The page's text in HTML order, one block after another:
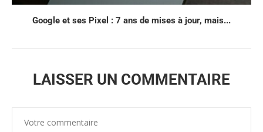
Google et ses Pixel : 7 ans de mises à jour, mais...
LAISSER UN COMMENTAIRE